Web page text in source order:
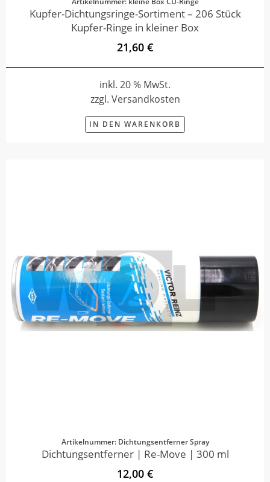
Kupfer-Dichtungsringe-Sortiment – 206 Stück
Kupfer-Ringe in kleiner Box
21,60 €
inkl. 20 % MwSt.
zzgl. Versandkosten
IN DEN WARENKORB
Artikelnummer: Dichtungsentferner Spray
Dichtungsentferner | Re-Move | 300 ml
12,00 €